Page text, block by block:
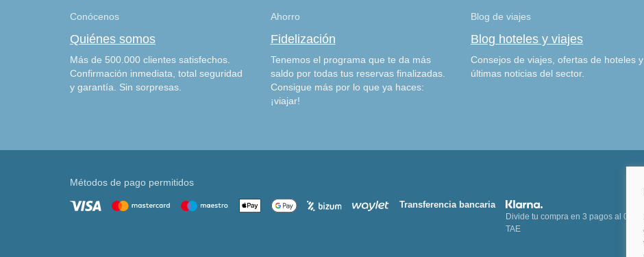
Conócenos
Quiénes somos
Más de 500.000 clientes satisfechos.
Confirmación inmediata, total seguridad
y garantía. Sin sorpresas.
Ahorro
Fidelización
Tenemos el programa que te da más
saldo por todas tus reservas finalizadas.
Consigue más por lo que ya haces:
¡viajar!
Blog de viajes
Blog hoteles y viajes
Consejos de viajes, ofertas de hoteles y
últimas noticias del sector.
Métodos de pago permitidos
Transferencia bancaria
Divide tu compra en 3 pagos al 0%
TAE